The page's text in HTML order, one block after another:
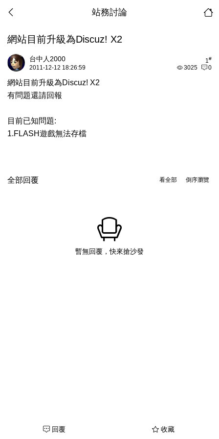
站務討論
網站目前升級為Discuz! X2
1#
台中人2000
3025 0
2011-12-12 18:26:59
網站目前升級為Discuz! X2
有問題還請回報
目前已知問題:
1.FLASH遊戲無法存檔
倒序瀏覽
看全部
全部回覆
暫無回覆，快來搶沙發
回覆 收藏